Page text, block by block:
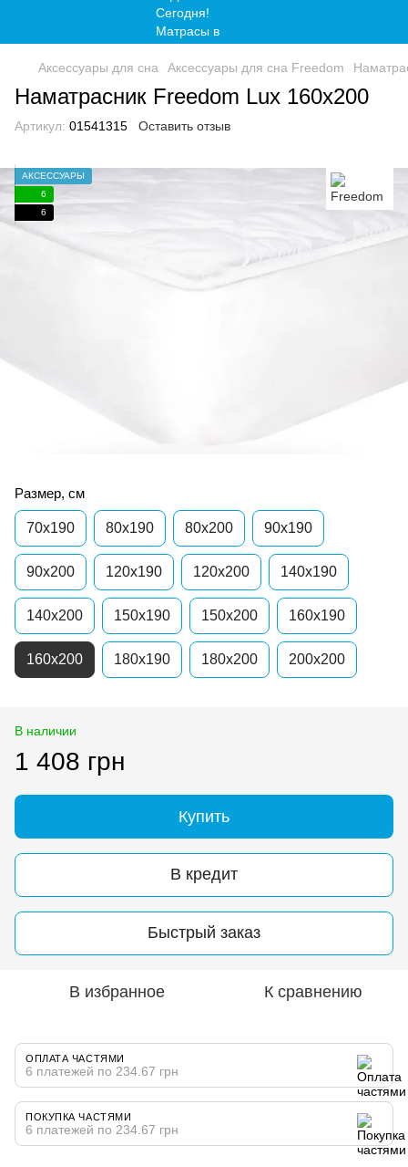
Аксессуары для сна Аксессуары для сна Freedom
Наматрасник Freedom Lux 160x200
Артикул: 01541315 Оставить отзыв
АКСЕССУАРЫ
6
6
Размер, см
70x190 80x190 80x200 90x190
90x200 120x190 120x200 140x190
140x200 150x190 150x200 160x190
160x200 180x190 180x200 200x200
В наличии
1 408 грн
Купить
В кредит
Быстрый заказ
В избранное К сравнению
ОПЛАТА ЧАСТЯМИ
6 платежей по 234.67 грн
ПОКУПКА ЧАСТЯМИ
6 платежей по 234.67 грн